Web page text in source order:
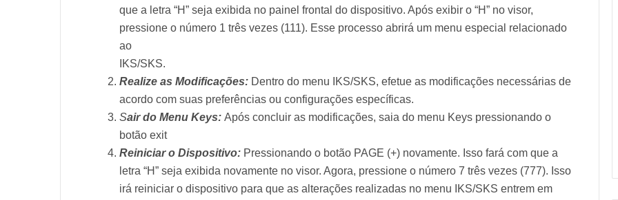
que a letra “H” seja exibida no painel frontal do dispositivo. Após exibir o “H” no visor,
pressione o número 1 três vezes (111). Esse processo abrirá um menu especial relacionado
ao
IKS/SKS.
Realize as Modificações: Dentro do menu IKS/SKS, efetue as modificações necessárias de
acordo com suas preferências ou configurações específicas.
Sair do Menu Keys: Após concluir as modificações, saia do menu Keys pressionando o
botão exit
Reiniciar o Dispositivo: Pressionando o botão PAGE (+) novamente. Isso fará com que a
letra “H” seja exibida novamente no visor. Agora, pressione o número 7 três vezes (777). Isso
irá reiniciar o dispositivo para que as alterações realizadas no menu IKS/SKS entrem em